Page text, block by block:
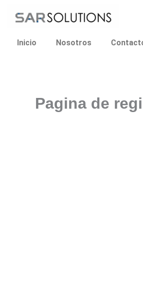
Inicio Nosotros
Pagina de